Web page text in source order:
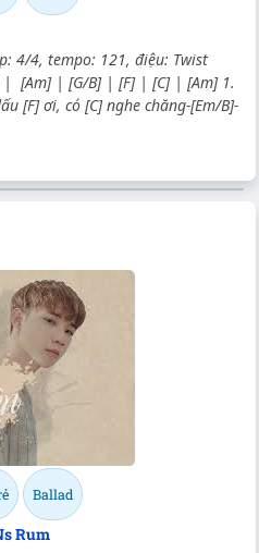
4/4, tempo: 121, điệu: Twist
| [Am] | [G/B] | [F] | [C] | [Am] 1.
[F] ơi, có [C] nghe chăng-[Em/B]-
Ballad
Rum